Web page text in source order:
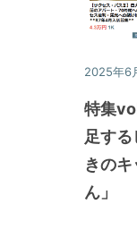
2025年6
特集
足す
きの
ん」